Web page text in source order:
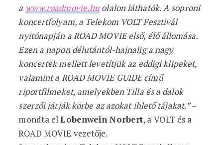
a www.roadmovie.huolalon láthatók. A soproni
koncertfolyam, a Telekom VOLT Fesztivál
nyitónapján a ROAD MOVIE első, élő állomása.
Ezen a napon délutántól-hajnalig a nagy
koncertek mellett levetítjük az eddigi klipeket,
valamint a ROAD MOVIE GUIDE című
riportfilmeket, amelyekben Tilla és a dalok
szerzői járják körbe az azokat ihlető tájakat.”–
mondta elLobenwein Norbert, a VOLT és a
ROAD MOVIE vezetője.